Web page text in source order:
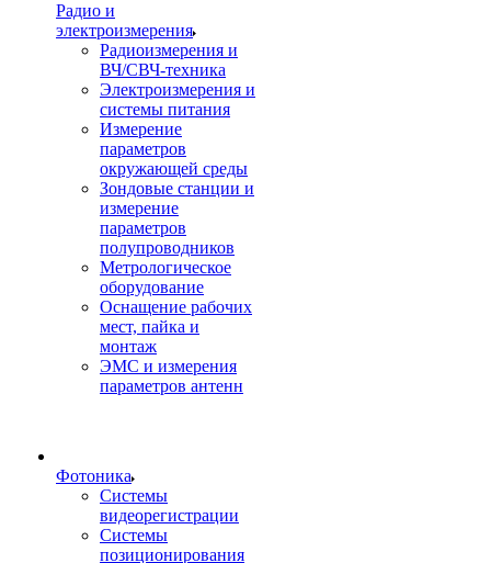
Радио и
электроизмерения
Радиоизмерения и
ВЧ/СВЧ-техника
Электроизмерения и
системы питания
Измерение
параметров
окружающей среды
Зондовые станции и
измерение
параметров
полупроводников
Метрологическое
оборудование
Оснащение рабочих
мест, пайка и
монтаж
ЭМС и измерения
параметров антенн
Фотоника
Cистемы
видеорегистрации
Системы
позиционирования